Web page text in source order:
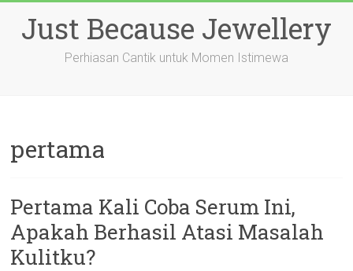
contentJust Because Jewellery
Perhiasan Cantik untuk Momen Istimewa
pertama
Pertama Kali Coba Serum Ini,
Apakah Berhasil Atasi Masalah
Kulitku?